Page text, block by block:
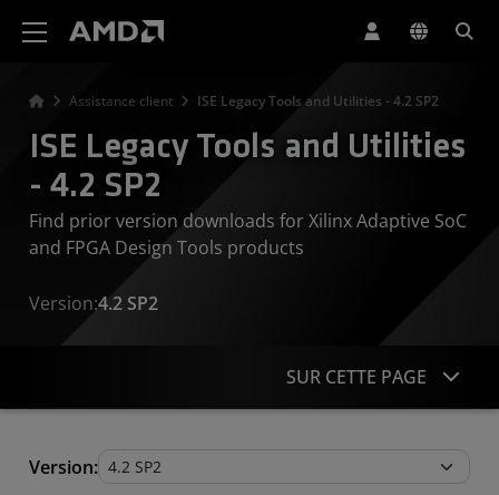
Assistance client ISE Legacy Tools and Utilities - 4.2 SP2
ISE Legacy Tools and Utilities
- 4.2 SP2
Find prior version downloads for Xilinx Adaptive SoC
and FPGA Design Tools products
Version:4.2 SP2
SUR CETTE PAGE
Legacy Tools and Utilities
Version: